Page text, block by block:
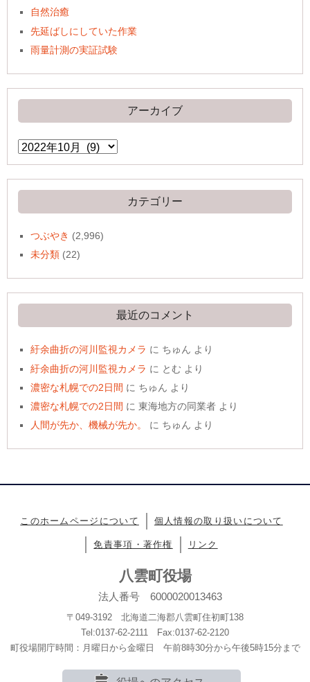
自然治癒
先延ばしにしていた作業
雨量計測の実証試験
アーカイブ
ア
ー
イ
ブ
カテゴリー
つぶやき (2,996)
未分類 (22)
最近のコメント
紆余曲折の河川監視カメラ に ちゅん より
紆余曲折の河川監視カメラ に とむ より
濃密な札幌での2日間 に ちゅん より
濃密な札幌での2日間 に東海地方の同業者 より
人間が先か、機械が先か。
に ちゅん より
このホームページについて 個人情報の取り扱いについて
免責事項・著作権 リンク
八雲町役場
法人番号 6000020013463
〒049-3192 北海道二海郡八雲町住初町138
Tel:0137-62-2111 Fax:0137-62-2120
町役場開庁時間：月曜日から金曜日 午前8時30分から午後5時15分まで